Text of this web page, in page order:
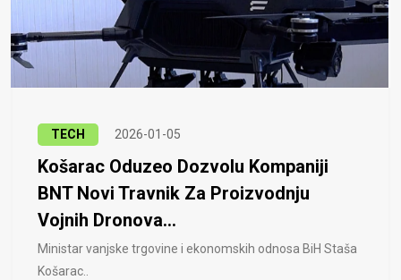
TECH 2026-01-05
Košarac Oduzeo Dozvolu Kompaniji
BNT Novi Travnik Za Proizvodnju
Vojnih Dronova...
Ministar vanjske trgovine i ekonomskih odnosa BiH Staša
Košarac..